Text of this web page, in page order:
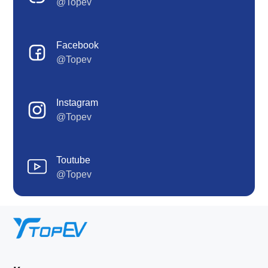
@Topev
Facebook
@Topev
Instagram
@Topev
Toutube
@Topev